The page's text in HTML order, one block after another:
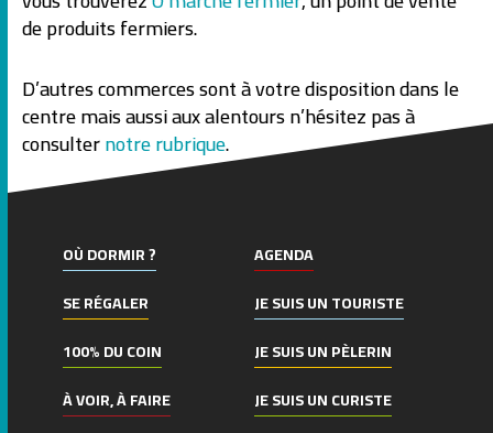
de produits fermiers.
D’autres commerces sont à votre disposition dans le
centre mais aussi aux alentours n’hésitez pas à
consulternotre rubrique.
OÙ DORMIR ?
SE RÉGALER
100% DU COIN
À VOIR, À FAIRE
AGENDA
JE SUIS UN TOURISTE
JE SUIS UN PÈLERIN
JE SUIS UN CURISTE